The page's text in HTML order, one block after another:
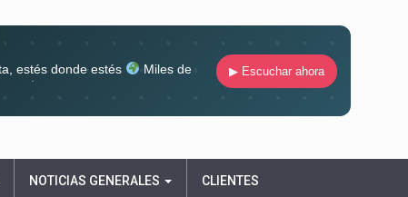
estés donde estés
Miles de
▶ Escuchar ahora
NOTICIAS GENERALES CLIENTES